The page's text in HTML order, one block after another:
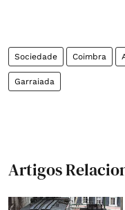
Sociedade Coimbra
Garraiada
Artigos